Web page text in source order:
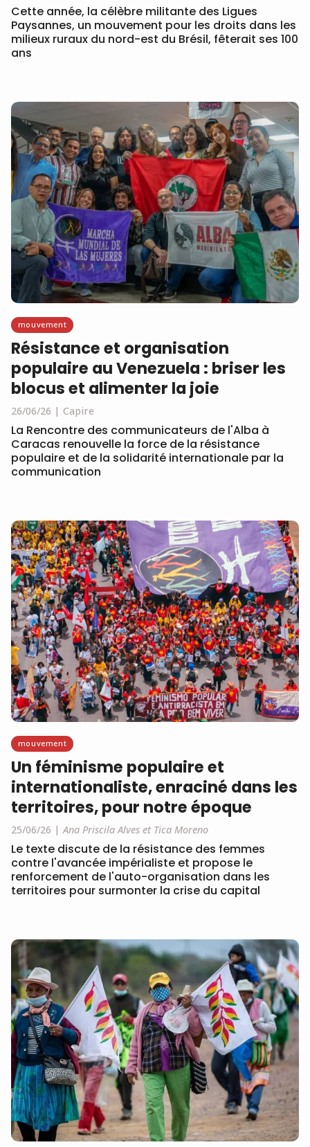
Cette année, la célèbre militante des Ligues
Paysannes, un mouvement pour les droits dans les
milieux ruraux du nord-est du Brésil, fêterait ses 100
ans
mouvement
Résistance et organisation
populaire au Venezuela : briser les
blocus et alimenter la joie
26/06/26 Capire
La Rencontre des communicateurs de l'Alba à
Caracas renouvelle la force de la résistance
populaire et de la solidarité internationale par la
communication
mouvement
Un féminisme populaire et
internationaliste, enraciné dans les
territoires, pour notre époque
25/06/26 Ana Priscila Alves et Tica Moreno
Le texte discute de la résistance des femmes
contre l'avancée impérialiste et propose le
renforcement de l'auto-organisation dans les
territoires pour surmonter la crise du capital